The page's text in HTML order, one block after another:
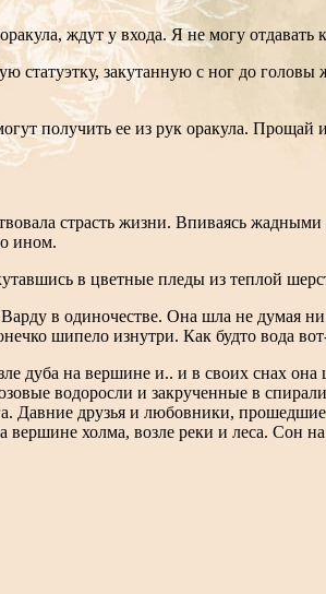
ждут у входа. Я не могу отдавать
закутанную с ног до
получить ее из рук оракула. Прощай
страсть жизни. Впиваясь
ином.
в цветные пледы из теплой
в одиночестве. Она шла не думая
шипело изнутри. Как будто вода
дуба на вершине и.. и в своих снах
водоросли и закрученные в
Давние друзья и любовники,
холма, возле реки и леса. Сон на